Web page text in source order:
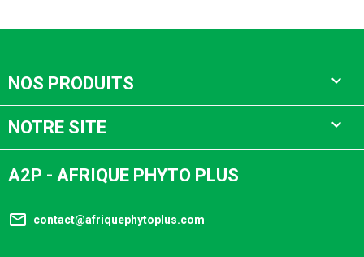
NOS PRODUITS 
NOTRE SITE 
A2P - AFRIQUE PHYTO PLUS
mail_outline contact@afriquephytoplus.com